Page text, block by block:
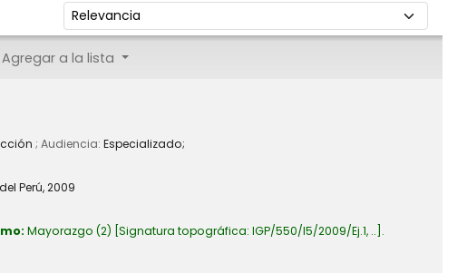
Ordenar por:
Agregar a la lista
; Audiencia: Especializado;
Perú,2009
Mayorazgo (2) Signatura topográfica: IGP/550/I5/2009/Ej.1, .. .